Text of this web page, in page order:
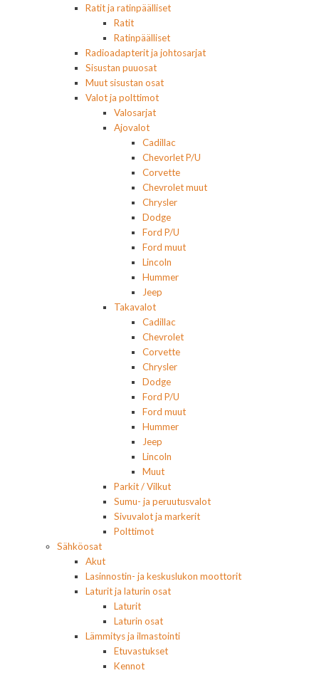
Ratit ja ratinpäälliset
Ratit
Ratinpäälliset
Radioadapterit ja johtosarjat
Sisustan puuosat
Muut sisustan osat
Valot ja polttimot
Valosarjat
Ajovalot
Cadillac
Chevorlet P/U
Corvette
Chevrolet muut
Chrysler
Dodge
Ford P/U
Ford muut
Lincoln
Hummer
Jeep
Takavalot
Cadillac
Chevrolet
Corvette
Chrysler
Dodge
Ford P/U
Ford muut
Hummer
Jeep
Lincoln
Muut
Parkit / Vilkut
Sumu- ja peruutusvalot
Sivuvalot ja markerit
Polttimot
Sähköosat
Akut
Lasinnostin- ja keskuslukon moottorit
Laturit ja laturin osat
Laturit
Laturin osat
Lämmitys ja ilmastointi
Etuvastukset
Kennot